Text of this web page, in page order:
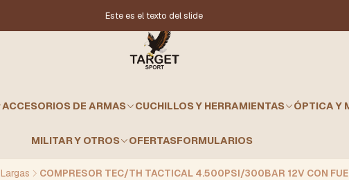
ACCESORIOS DE ARMAS CUCHILLOS Y HERRAMIENTAS ÓPTICA Y
MILITAR Y OTROS OFERTASFORMULARIOS
Este es el texto del slide
Largas COMPRESOR TEC/TH TACTICAL 4.500PSI/300BAR 12V CON